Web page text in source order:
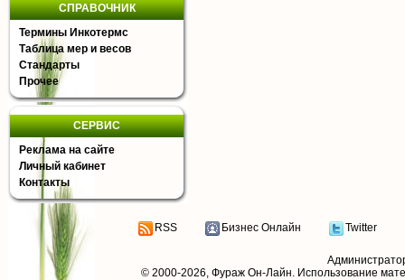
СПРАВОЧНИК
Термины Инкотермс
Таблица мер и весов
Стандарты
Прочее
СЕРВИС
Реклама на сайте
Личный кабинет
Контакты
RSS Бизнес Онлайн Twitter
© 2000-2026, Фураж Он-Лайн. Использование